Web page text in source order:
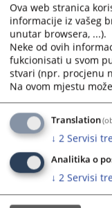
Херцеговине поново
чланицу ВСТС-а БиХ
Приказана вијест
Вијест доступна
Ova web stranica
informacije iz vašeg
unutar browsera, ...).
Neke od ovih
fukcionisati u svom
stvari (npr. procjenu
Na ovom mjestu
Translation
↓ 2 Servisi
Analitika o
↓ 2 Servisi